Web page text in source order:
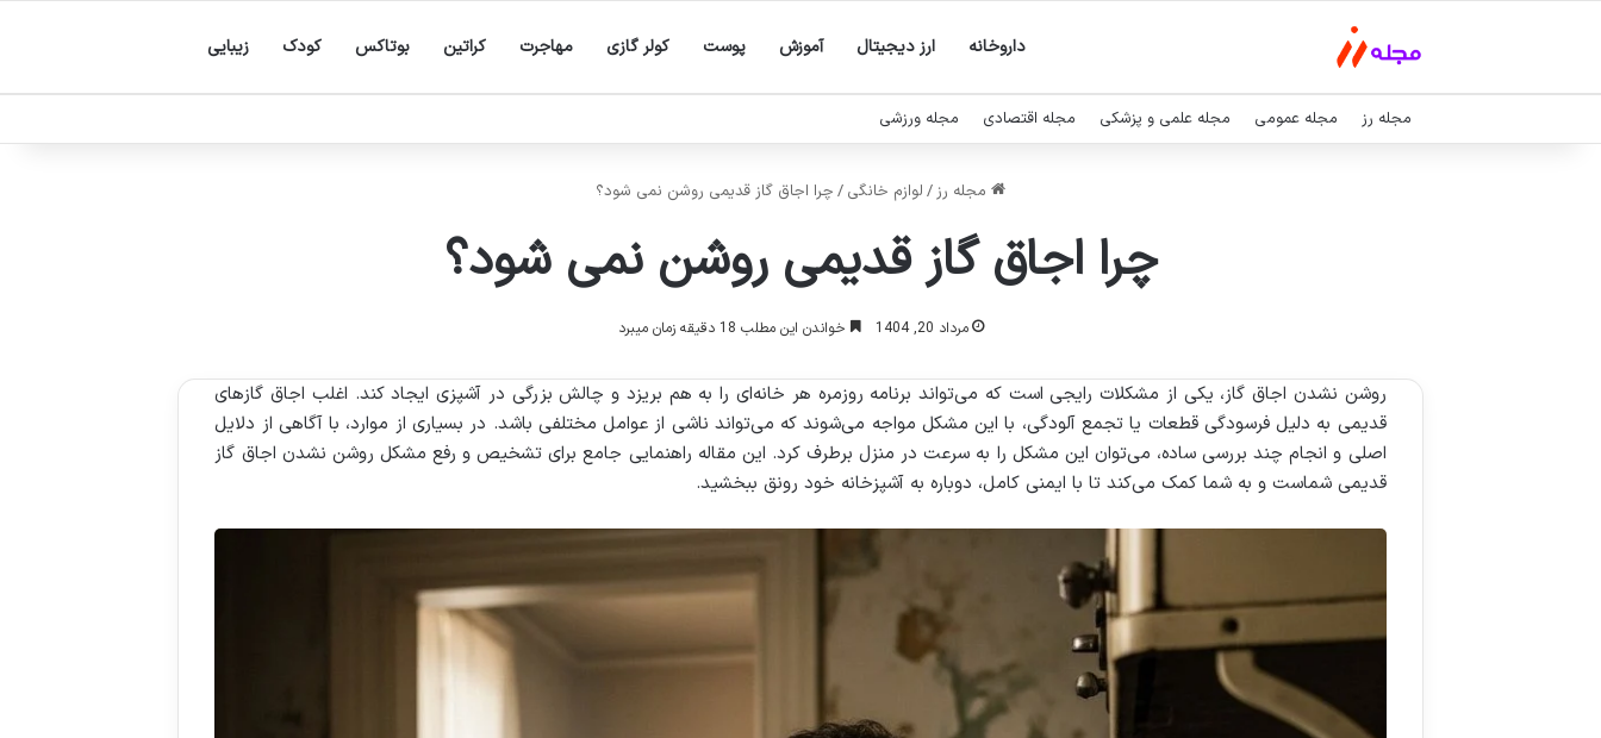
داروخانه ارز دیجیتال آموزش پوست کولر گازی مهاجرت کراتین بوتاکس کودک زیبایی
مجله رز مجله عمومی مجله علمی و پزشکی مجله اقتصادی مجله ورزشی
مجله رز/ لوازم خانگی / چرا اجاق گاز قدیمی روشن نمی شود؟
چرا اجاق گاز قدیمی روشن نمی شود؟
مرداد 20, 1404 خواندن این مطلب 18 دقیقه زمان میبرد
روشن نشدن اجاق گاز، یکی از مشکلات رایجی است که می‌تواند برنامه روزمره هر خانه‌ای را به هم بریزد و چالش بزرگی در آشپزی ایجاد کند. اغلب اجاق گازهای
قدیمی به دلیل فرسودگی قطعات یا تجمع آلودگی، با این مشکل مواجه می‌شوند که می‌تواند ناشی از عوامل مختلفی باشد. در بسیاری از موارد، با آگاهی از دلایل
اصلی و انجام چند بررسی ساده، می‌توان این مشکل را به سرعت در منزل برطرف کرد. این مقاله راهنمایی جامع برای تشخیص و رفع مشکل روشن نشدن اجاق گاز
قدیمی شماست و به شما کمک می‌کند تا با ایمنی کامل، دوباره به آشپزخانه خود رونق ببخشید.